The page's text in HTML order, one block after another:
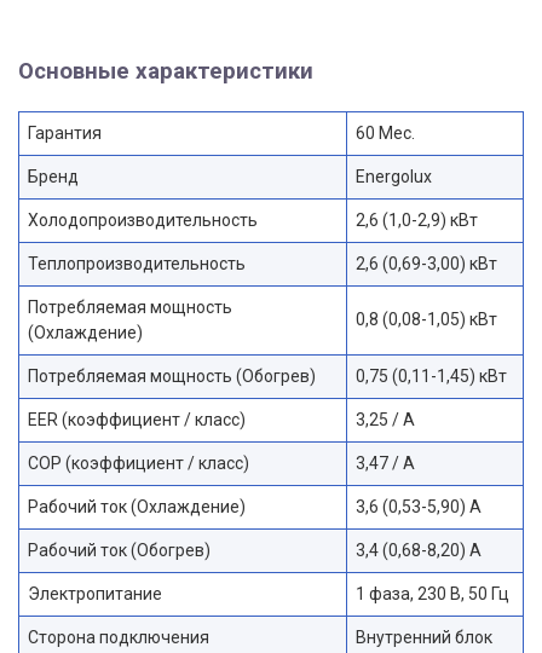
Основные характеристики
Гарантия 60 Мес.
Бренд Energolux
Холодопроизводительность 2,6 (1,0-2,9) кВт
Теплопроизводительность 2,6 (0,69-3,00) кВт
Потребляемая мощность
(Охлаждение)
0,8 (0,08-1,05) кВт
Потребляемая мощность (Обогрев) 0,75 (0,11-1,45) кВт
EER (коэффициент / класс) 3,25 / A
COP (коэффициент / класс) 3,47 / A
Рабочий ток (Охлаждение) 3,6 (0,53-5,90) A
Рабочий ток (Обогрев) 3,4 (0,68-8,20) А
Электропитание 1 фаза, 230 В, 50 Гц
Сторона подключения Внутренний блок